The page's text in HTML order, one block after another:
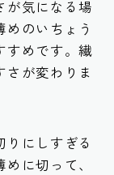
が気になる場
のいちょう
すめです。繊
が変わりま
りにしすぎる
に切って、